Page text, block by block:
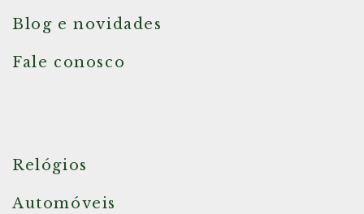
Blog e novidades
Fale conosco
Relógios
Automóveis